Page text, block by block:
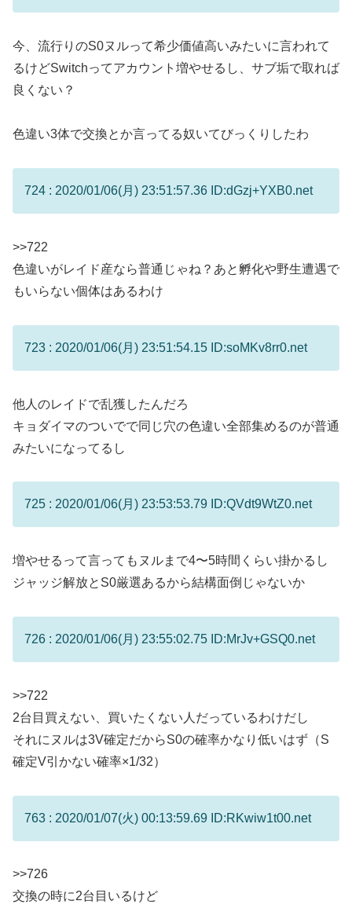
今、流行りのS0ヌルって希少価値高いみたいに言われて
るけどSwitchってアカウント増やせるし、サブ垢で取れば
良くない？
色違い3体で交換とか言ってる奴いてびっくりしたわ
724 : 2020/01/06(月) 23:51:57.36 ID:dGzj+YXB0.net
>>722
色違いがレイド産なら普通じゃね？あと孵化や野生遭遇で
もいらない個体はあるわけ
723 : 2020/01/06(月) 23:51:54.15 ID:soMKv8rr0.net
他人のレイドで乱獲したんだろ
キョダイマのついでで同じ穴の色違い全部集めるのが普通
みたいになってるし
725 : 2020/01/06(月) 23:53:53.79 ID:QVdt9WtZ0.net
増やせるって言ってもヌルまで4〜5時間くらい掛かるし
ジャッジ解放とS0厳選あるから結構面倒じゃないか
726 : 2020/01/06(月) 23:55:02.75 ID:MrJv+GSQ0.net
>>722
2台目買えない、買いたくない人だっているわけだし
それにヌルは3V確定だからS0の確率かなり低いはず（S
確定V引かない確率×1/32）
763 : 2020/01/07(火) 00:13:59.69 ID:RKwiw1t00.net
>>726
交換の時に2台目いるけど